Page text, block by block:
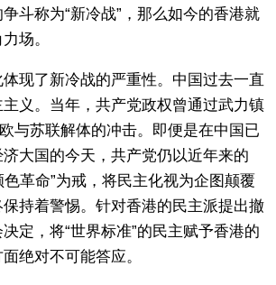
斗称为“新冷战”，那么如今的香港就
场。
现了新冷战的严重性。中国过去一直
义。当年，共产党政权曾通过武力镇
与苏联解体的冲击。即便是在中国已
大国的今天，共产党仍以近年来的
色革命”为戒，将民主化视为企图颠覆
持着警惕。针对香港的民主派提出撤
定，将“世界标准”的民主赋予香港的
绝对不可能答应。